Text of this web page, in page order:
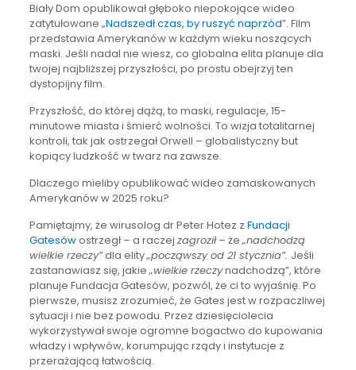
Biały Dom opublikował głęboko niepokojące wideo
zatytułowane „Nadszedł czas, by ruszyć naprzód”. Film
przedstawia Amerykanów w każdym wieku noszących
maski. Jeśli nadal nie wiesz, co globalna elita planuje dla
twojej najbliższej przyszłości, po prostu obejrzyj ten
dystopijny film.
Przyszłość, do której dążą, to maski, regulacje, 15-
minutowe miasta i śmierć wolności. To wizja totalitarnej
kontroli, tak jak ostrzegał Orwell – globalistyczny but
kopiący ludzkość w twarz na zawsze.
Dlaczego mieliby opublikować wideo zamaskowanych
Amerykanów w 2025 roku?
Pamiętajmy, że wirusolog dr Peter Hotez z Fundacji
Gatesówostrzegł – a raczej zagroził– że„nadchodzą
wielkie rzeczy”dla elity„począwszy od 21 stycznia”. Jeśli
zastanawiasz się, jakie„wielkie rzeczynadchodzą”, które
planuje Fundacja Gatesów, pozwól, że ci to wyjaśnię. Po
pierwsze, musisz zrozumieć, że Gates jest w rozpaczliwej
sytuacji i nie bez powodu. Przez dziesięciolecia
wykorzystywał swoje ogromne bogactwo do kupowania
władzy i wpływów, korumpując rządy i instytucje z
przerażającą łatwością.